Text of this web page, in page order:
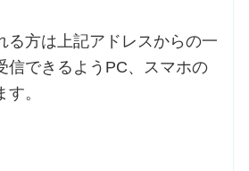
る方は上記アドレスからの一
信できるようPC、スマホの
。